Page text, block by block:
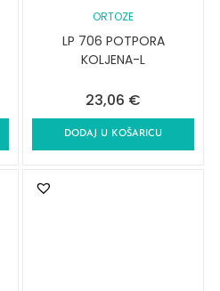
ORTOZE
LP 706 POTPORA
KOLJENA-L
23,06 €
DODAJ U KOŠARICU